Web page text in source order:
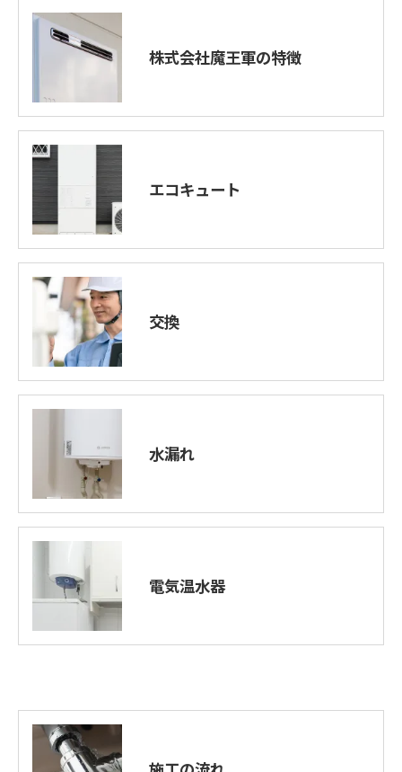
株式会社魔王軍の特徴
エコキュート
交換
水漏れ
電気温水器